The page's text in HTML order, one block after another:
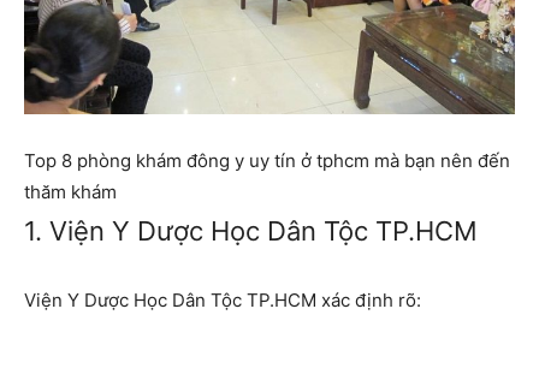
Top 8 phòng khám đông y uy tín ở tphcm mà bạn nên đến
thăm khám
1. Viện Y Dược Học Dân Tộc TP.HCM
Viện Y Dược Học Dân Tộc TP.HCM xác định rõ: